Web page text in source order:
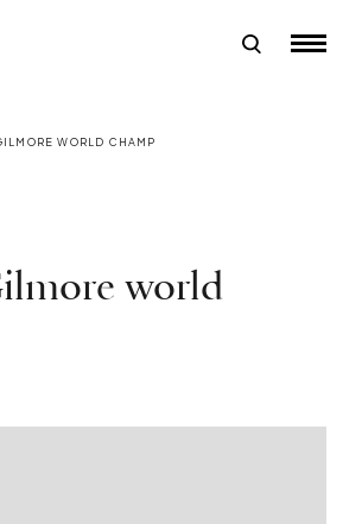
WORLD CHAMP
world